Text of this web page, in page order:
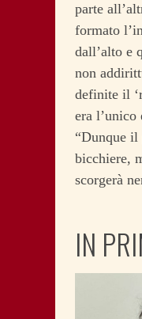
parte
formato
dall’alto e
non
definite il
era l’unico
“Dunque il
bicchiere,
scorgerà
IN